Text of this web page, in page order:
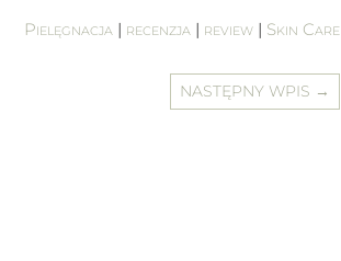
Pielęgnacja | recenzja | review | Skin Care
NASTĘPNY WPIS →